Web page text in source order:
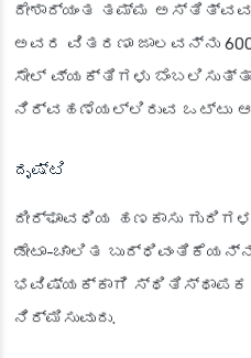
ದೇಶಾದ್ಯಂತ ತಮ್ಮ
ಅವರ ವಿತರಣಾ ಜಾಲವನ್ನು
ಸೇಲ್ ವ್ಯಕ್ತಿಗಳು
ನಿರ್ವಹಣೆಯಲ್ಲಿರುವ ಒಟ್ಟು ಆಸ್ತಿ
ದೃಷ್ಟಿ
ದೀರ್ಘಾವಧಿಯ ಹಣಕಾಸು
ಡೇಟಾ-ಚಾಲಿತ
ಭವಿಷ್ಯಕ್ಕಾಗಿ ಸ್ಥಿತಿಸ್ಥಾಪಕ
ನಿರ್ಮಿಸುವುದು.